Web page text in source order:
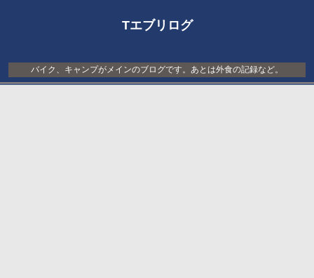
Tエブリログ
バイク、キャンプがメインのブログです。あとは外食の記録など。